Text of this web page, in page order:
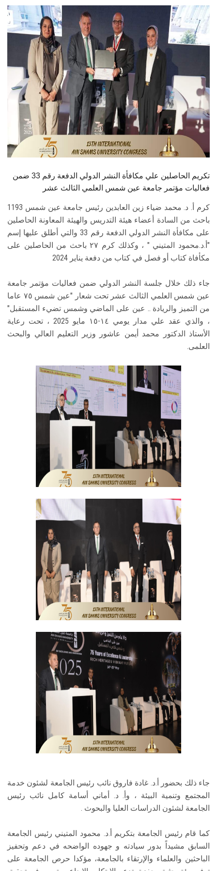
الطلاب
هيئة التدريس
الدراسات العليا
الخريجين
الموظفون
الزائـرون
تكريم الحاصلين علي مكافأة النشر الدولي الدفعة رقم 33 ضمن
فعاليات مؤتمر جامعة عين شمس العلمي الثالث عشر
كرم أ. د. محمد ضياء زين العابدين رئيس جامعة عين شمس 1193
باحث من السادة أعضاء هيئة التدريس والهيئة المعاونة الحاصلين
على مكافأة النشر الدولي الدفعة رقم 33 والتي أطلق عليها إسم
"أ.د.محمود المتيني " ، وكذلك كرم ٢٧ باحث من الحاصلين على
مكأفاة كتاب أو فصل في كتاب من دفعة يناير 2024
جاء ذلك خلال جلسة النشر الدولي ضمن فعاليات مؤتمر جامعة
عين شمس العلمي الثالث عشر تحت شعار "عين شمس ٧٥ عاما
من التميز والريادة .. عين على الماضي وشمس تضيء المستقبل"
، والذي عقد علي مدار يومي ١٤-١٥ مايو 2025 ، تحت رعاية
الأستاذ الدكتور محمد أيمن عاشور وزير التعليم العالي والبحث
العلمى.
جاء ذلك بحضور أ.د. غادة فاروق نائب رئيس الجامعة لشئون خدمة
المجتمع وتنمية البيئة ، وأ. د. أماني أسامة كامل نائب رئيس
الجامعة لشئون الدراسات العليا والبحوث .
كما قام رئيس الجامعة بتكريم أ.د. محمود المتيني رئيس الجامعة
السابق مشيداً بدور سيادته و جهوده الواضحه في دعم وتحفيز
الباحثين والعلماء والإرتقاء بالجامعة، مؤكدا حرص الجامعة على